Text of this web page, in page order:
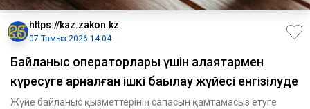
https://kaz.zakon.kz
07 Тамыз 2026 14:04
Байланыс операторлары үшін алаяқтармен
күресуге арналған ішкі бақылау жүйесі енгізілуде
Жүйе байланыс қызметтерінің сапасын қамтамасыз етуге